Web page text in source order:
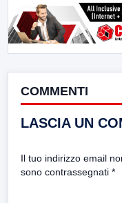
COMMENTI
LASCIA UN
Il tuo indirizzo email
sono contrassegnati *